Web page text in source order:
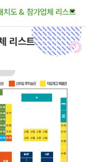
치도 & 참가업체 리스트
리스트